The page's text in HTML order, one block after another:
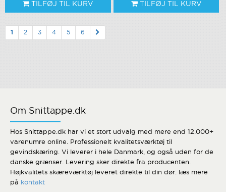
TILFØJ TIL KURV TILFØJ TIL KURV
1 2 3 4 5 6
Om Snittappe.dk
Hos Snittappe.dk har vi et stort udvalg med mere end 12.000+
varenumre online. Professionelt kvalitetsværktøj til
gevindskæring. Vi leverer i hele Danmark, og også uden for de
danske grænser. Levering sker direkte fra producenten.
Højkvalitets skæreværktøj leveret direkte til din dør. læs mere
på
kontakt